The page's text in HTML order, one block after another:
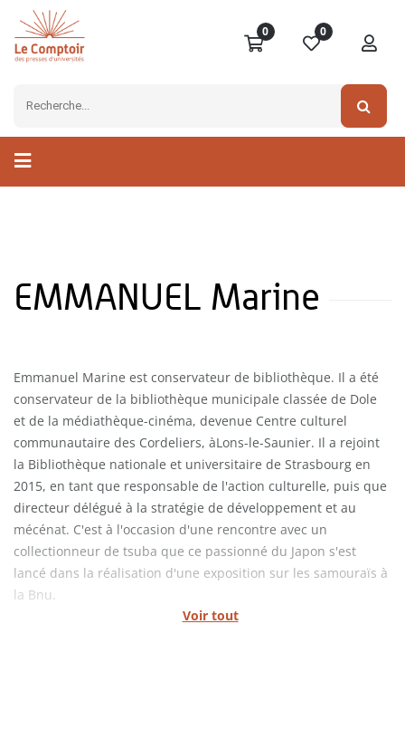
0 0
EMMANUEL Marine
Voir tout
Emmanuel Marine est conservateur de bibliothèque. Il a été
conservateur de la bibliothèque municipale classée de Dole
et de la médiathèque-cinéma, devenue Centre culturel
communautaire des Cordeliers, àLons-le-Saunier. Il a rejoint
la Bibliothèque nationale et universitaire de Strasbourg en
2015, en tant que responsable de l'action culturelle, puis que
directeur délégué à la stratégie de développement et au
mécénat. C'est à l'occasion d'une rencontre avec un
collectionneur de tsuba que ce passionné du Japon s'est
lancé dans la réalisation d'une exposition sur les samouraïs à
la Bnu.